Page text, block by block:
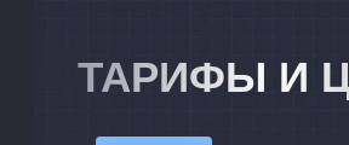
ТАРИФЫ И